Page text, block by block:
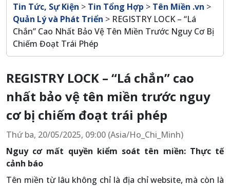
Breadcrumb
Tin Tức, Sự Kiện > Tin Tổng Hợp > Tên Miền .vn >
Quản Lý và Phát Triển > REGISTRY LOCK – “Lá
Chắn” Cao Nhất Bảo Vệ Tên Miền Trước Nguy Cơ Bị
Chiếm Đoạt Trái Phép
REGISTRY LOCK – “Lá chắn” cao
nhất bảo vệ tên miền trước nguy
cơ bị chiếm đoạt trái phép
Thứ ba, 20/05/2025, 09:00 (Asia/Ho_Chi_Minh)
Nguy cơ mất quyền kiểm soát tên miền: Thực tế
cảnh báo
Tên miền từ lâu không chỉ là địa chỉ website, mà còn là